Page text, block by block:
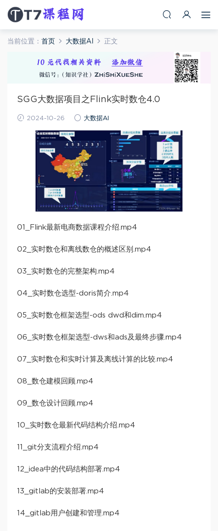
当前位置： 首页 大数据AI 正文
SGG大数据项目之Flink实时数仓4.0
2024-10-26 大数据AI
01_Flink最新电商数据课程介绍.mp4
02_实时数仓和离线数仓的概述区别.mp4
03_实时数仓的完整架构.mp4
04_实时数仓选型-doris简介.mp4
05_实时数仓框架选型-ods dwd和dim.mp4
06_实时数仓框架选型-dws和ads及最终步骤.mp4
07_实时数仓和实时计算及离线计算的比较.mp4
08_数仓建模回顾.mp4
09_数仓设计回顾.mp4
10_实时数仓最新代码结构介绍.mp4
11_git分支流程介绍.mp4
12_idea中的代码结构部署.mp4
13_gitlab的安装部署.mp4
14_gitlab用户创建和管理.mp4